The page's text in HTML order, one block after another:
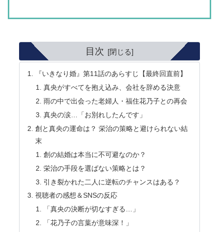
目次
『いきなり婚』第11話のあらすじ【最終回直前】
真央がすべてを抱え込み、会社を辞める決意
雨の中で出会った老婦人・福住花乃子との再会
真央の涙…「お別れしたんです」
創と真央の運命は？ 栄治の策略と避けられない結
末
創の結婚は本当に不可避なのか？
栄治の手段を選ばない策略とは？
引き裂かれた二人に逆転のチャンスはある？
視聴者の感想＆SNSの反応
「真央の決断が切なすぎる…」
「花乃子の言葉が意味深！」